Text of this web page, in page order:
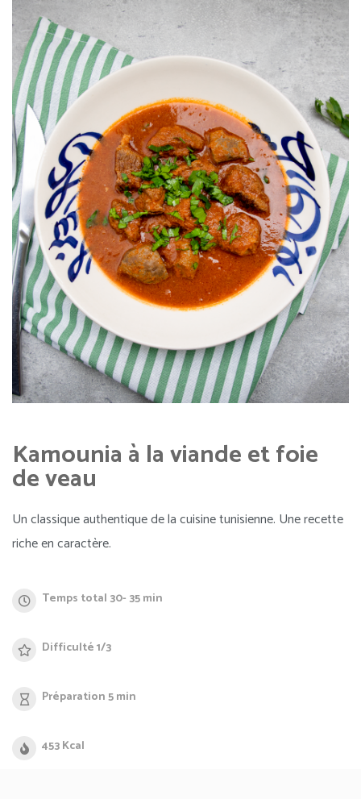
Kamounia à la viande et foie
de veau
Un classique authentique de la cuisine tunisienne. Une recette
riche en caractère.
Temps total 30- 35 min
Difficulté 1/3
Préparation 5 min
453 Kcal